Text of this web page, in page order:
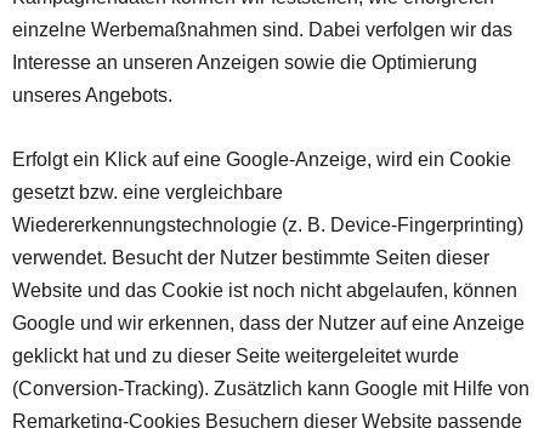
einzelne Werbemaßnahmen sind. Dabei verfolgen wir das
Interesse an unseren Anzeigen sowie die Optimierung
unseres Angebots.
Erfolgt ein Klick auf eine Google-Anzeige, wird ein Cookie
gesetzt bzw. eine vergleichbare
Wiedererkennungstechnologie (z. B. Device-Fingerprinting)
verwendet. Besucht der Nutzer bestimmte Seiten dieser
Website und das Cookie ist noch nicht abgelaufen, können
Google und wir erkennen, dass der Nutzer auf eine Anzeige
geklickt hat und zu dieser Seite weitergeleitet wurde
(Conversion-Tracking). Zusätzlich kann Google mit Hilfe von
Remarketing-Cookies Besuchern dieser Website passende